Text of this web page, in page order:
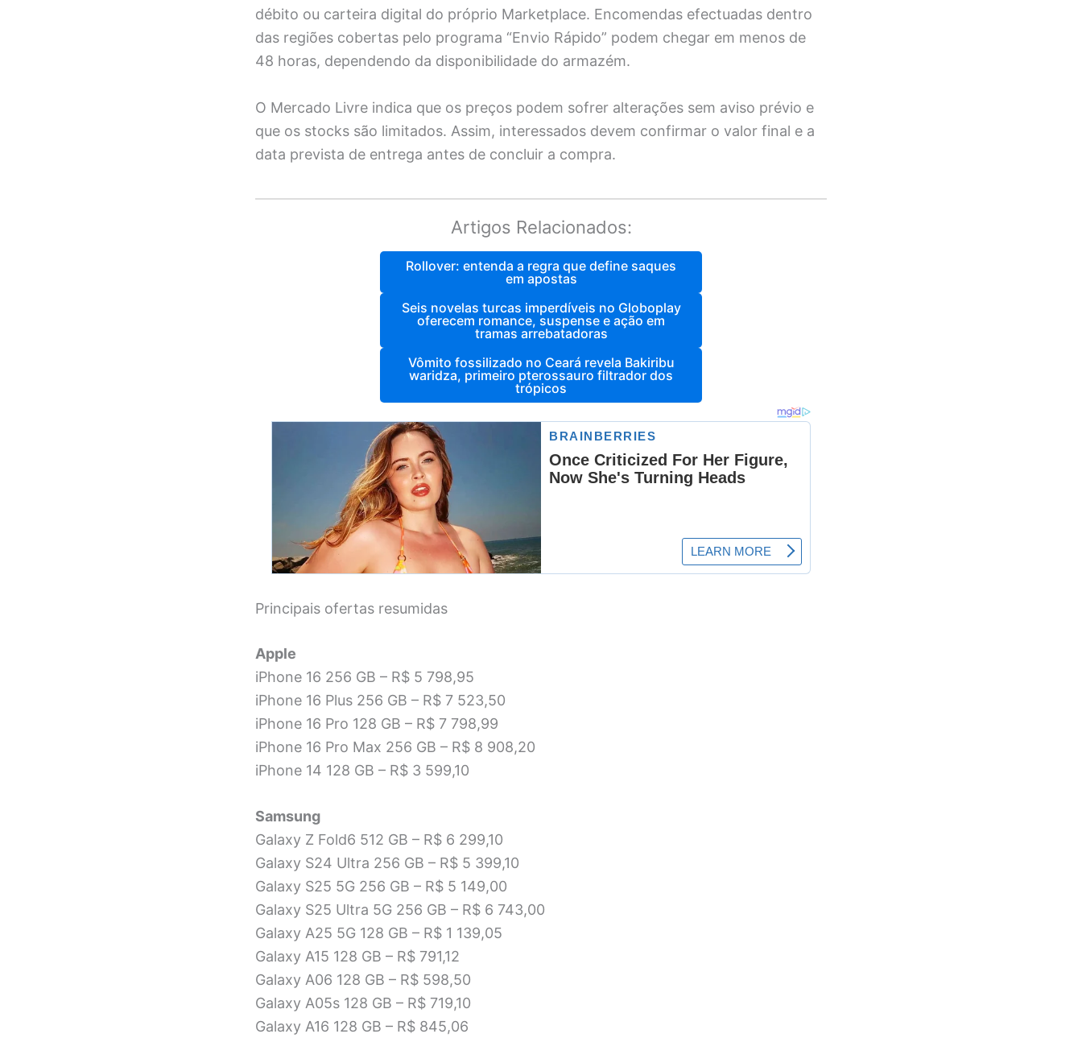
débito ou carteira digital do próprio Marketplace. Encomendas efectuadas dentro
das regiões cobertas pelo programa “Envio Rápido” podem chegar em menos de
48 horas, dependendo da disponibilidade do armazém.
O Mercado Livre indica que os preços podem sofrer alterações sem aviso prévio e
que os stocks são limitados. Assim, interessados devem confirmar o valor final e a
data prevista de entrega antes de concluir a compra.
Artigos Relacionados:
Rollover: entenda a regra que define saques
em apostas
Seis novelas turcas imperdíveis no Globoplay
oferecem romance, suspense e ação em
tramas arrebatadoras
Vômito fossilizado no Ceará revela Bakiribu
waridza, primeiro pterossauro filtrador dos
trópicos
Principais ofertas resumidas
Apple
iPhone 16 256 GB – R$ 5 798,95
iPhone 16 Plus 256 GB – R$ 7 523,50
iPhone 16 Pro 128 GB – R$ 7 798,99
iPhone 16 Pro Max 256 GB – R$ 8 908,20
iPhone 14 128 GB – R$ 3 599,10
Samsung
Galaxy Z Fold6 512 GB – R$ 6 299,10
Galaxy S24 Ultra 256 GB – R$ 5 399,10
Galaxy S25 5G 256 GB – R$ 5 149,00
Galaxy S25 Ultra 5G 256 GB – R$ 6 743,00
Galaxy A25 5G 128 GB – R$ 1 139,05
Galaxy A15 128 GB – R$ 791,12
Galaxy A06 128 GB – R$ 598,50
Galaxy A05s 128 GB – R$ 719,10
Galaxy A16 128 GB – R$ 845,06